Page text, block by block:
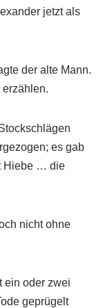
jetzt als
der alte Mann.
es gab
Hiebe … die
nicht ohne
ein oder zwei
geprügelt